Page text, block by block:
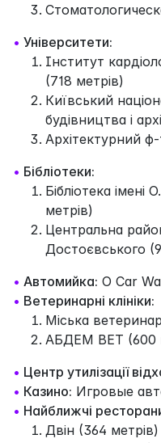
• Університети:
Інститут
(718 метрів)
Київський
будівництва і
Архітектурний
• Бібліотеки:
Бібліотека
метрів)
Центральна
Достоєвського
• Автомийка: O Car
• Ветеринарні клініки:
Міська
АБДЕМ ВЕТ (600
• Центр утилізації
• Казино: Игровые
• Найближчі
Двін (364 метрів)